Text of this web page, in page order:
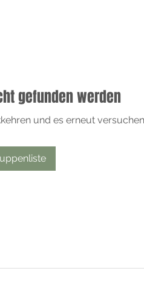
gefunden werden
und es erneut